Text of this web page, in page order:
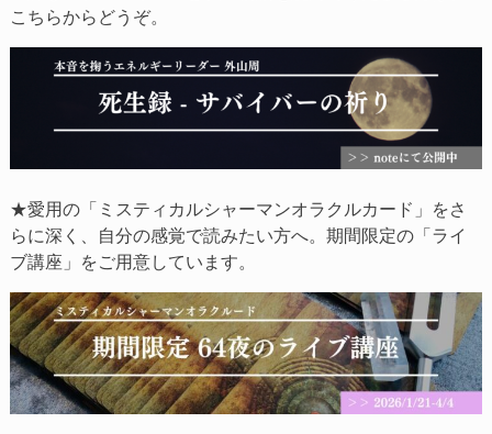
こちらからどうぞ。
★愛用の「ミスティカルシャーマンオラクルカード」をさ
らに深く、自分の感覚で読みたい方へ。期間限定の「ライ
ブ講座」をご用意しています。